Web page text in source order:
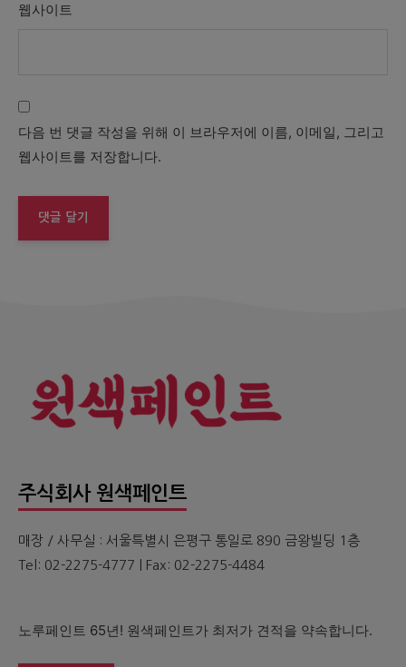
웹사이트
다음 번 댓글 작성을 위해 이 브라우저에 이름, 이메일, 그리고
웹사이트를 저장합니다.
주식회사 원색페인트
매장 / 사무실 : 서울특별시 은평구 통일로 890 금왕빌딩 1층
Tel: 02-2275-4777 | Fax: 02-2275-4484
노루페인트 65년! 원색페인트가 최저가 견적을 약속합니다.